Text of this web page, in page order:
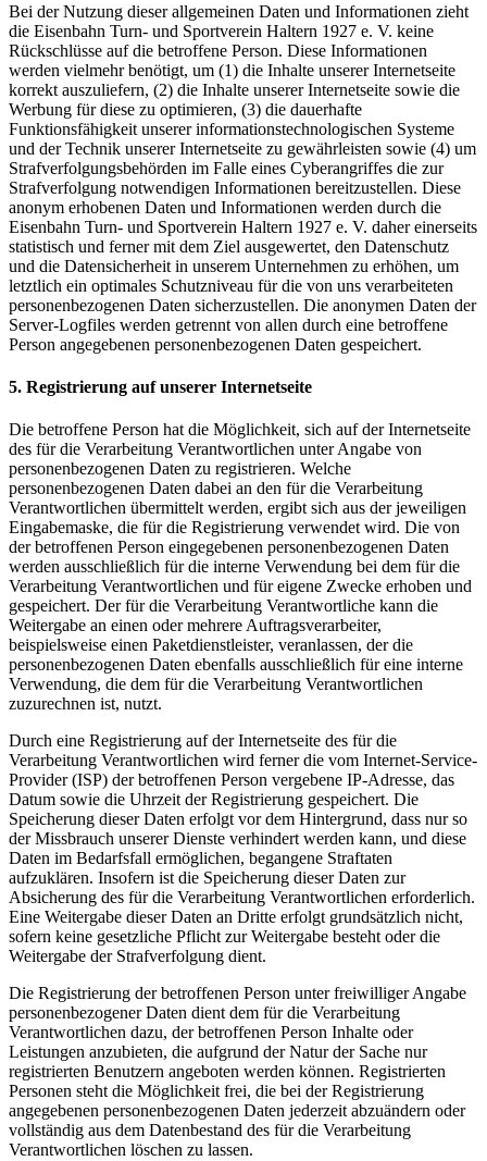
Bei der Nutzung dieser allgemeinen Daten und Informationen zieht
die Eisenbahn Turn- und Sportverein Haltern 1927 e. V. keine
Rückschlüsse auf die betroffene Person. Diese Informationen
werden vielmehr benötigt, um (1) die Inhalte unserer Internetseite
korrekt auszuliefern, (2) die Inhalte unserer Internetseite sowie die
Werbung für diese zu optimieren, (3) die dauerhafte
Funktionsfähigkeit unserer informationstechnologischen Systeme
und der Technik unserer Internetseite zu gewährleisten sowie (4) um
Strafverfolgungsbehörden im Falle eines Cyberangriffes die zur
Strafverfolgung notwendigen Informationen bereitzustellen. Diese
anonym erhobenen Daten und Informationen werden durch die
Eisenbahn Turn- und Sportverein Haltern 1927 e. V. daher einerseits
statistisch und ferner mit dem Ziel ausgewertet, den Datenschutz
und die Datensicherheit in unserem Unternehmen zu erhöhen, um
letztlich ein optimales Schutzniveau für die von uns verarbeiteten
personenbezogenen Daten sicherzustellen. Die anonymen Daten der
Server-Logfiles werden getrennt von allen durch eine betroffene
Person angegebenen personenbezogenen Daten gespeichert.
5. Registrierung auf unserer Internetseite
Die betroffene Person hat die Möglichkeit, sich auf der Internetseite
des für die Verarbeitung Verantwortlichen unter Angabe von
personenbezogenen Daten zu registrieren. Welche
personenbezogenen Daten dabei an den für die Verarbeitung
Verantwortlichen übermittelt werden, ergibt sich aus der jeweiligen
Eingabemaske, die für die Registrierung verwendet wird. Die von
der betroffenen Person eingegebenen personenbezogenen Daten
werden ausschließlich für die interne Verwendung bei dem für die
Verarbeitung Verantwortlichen und für eigene Zwecke erhoben und
gespeichert. Der für die Verarbeitung Verantwortliche kann die
Weitergabe an einen oder mehrere Auftragsverarbeiter,
beispielsweise einen Paketdienstleister, veranlassen, der die
personenbezogenen Daten ebenfalls ausschließlich für eine interne
Verwendung, die dem für die Verarbeitung Verantwortlichen
zuzurechnen ist, nutzt.
Durch eine Registrierung auf der Internetseite des für die
Verarbeitung Verantwortlichen wird ferner die vom Internet-Service-
Provider (ISP) der betroffenen Person vergebene IP-Adresse, das
Datum sowie die Uhrzeit der Registrierung gespeichert. Die
Speicherung dieser Daten erfolgt vor dem Hintergrund, dass nur so
der Missbrauch unserer Dienste verhindert werden kann, und diese
Daten im Bedarfsfall ermöglichen, begangene Straftaten
aufzuklären. Insofern ist die Speicherung dieser Daten zur
Absicherung des für die Verarbeitung Verantwortlichen erforderlich.
Eine Weitergabe dieser Daten an Dritte erfolgt grundsätzlich nicht,
sofern keine gesetzliche Pflicht zur Weitergabe besteht oder die
Weitergabe der Strafverfolgung dient.
Die Registrierung der betroffenen Person unter freiwilliger Angabe
personenbezogener Daten dient dem für die Verarbeitung
Verantwortlichen dazu, der betroffenen Person Inhalte oder
Leistungen anzubieten, die aufgrund der Natur der Sache nur
registrierten Benutzern angeboten werden können. Registrierten
Personen steht die Möglichkeit frei, die bei der Registrierung
angegebenen personenbezogenen Daten jederzeit abzuändern oder
vollständig aus dem Datenbestand des für die Verarbeitung
Verantwortlichen löschen zu lassen.